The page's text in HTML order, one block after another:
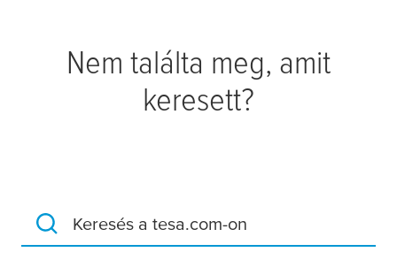
Nem találta meg, amit
keresett?
Keresés a tesa.com-on